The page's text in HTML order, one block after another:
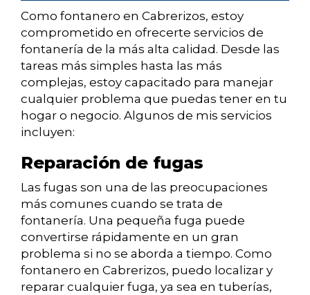
Como fontanero en Cabrerizos, estoy
comprometido en ofrecerte servicios de
fontanería de la más alta calidad. Desde las
tareas más simples hasta las más
complejas, estoy capacitado para manejar
cualquier problema que puedas tener en tu
hogar o negocio. Algunos de mis servicios
incluyen:
Reparación de fugas
Las fugas son una de las preocupaciones
más comunes cuando se trata de
fontanería. Una pequeña fuga puede
convertirse rápidamente en un gran
problema si no se aborda a tiempo. Como
fontanero en Cabrerizos, puedo localizar y
reparar cualquier fuga, ya sea en tuberías,